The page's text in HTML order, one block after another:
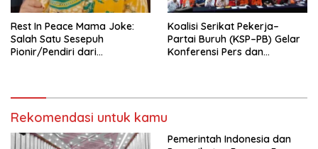
Rest In Peace Mama Joke:
Salah Satu Sesepuh
Pionir/Pendiri dari
Koalisi Serikat Pekerja–
Partai Buruh (KSP–PB) Gelar
Konferensi Pers dan
Rekomendasi untuk kamu
Pemerintah Indonesia dan